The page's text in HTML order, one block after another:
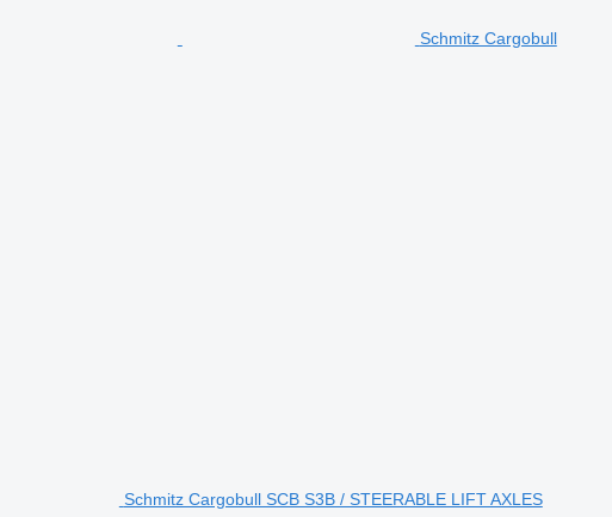
Schmitz Cargobull
Schmitz Cargobull SCB S3B / STEERABLE LIFT AXLES